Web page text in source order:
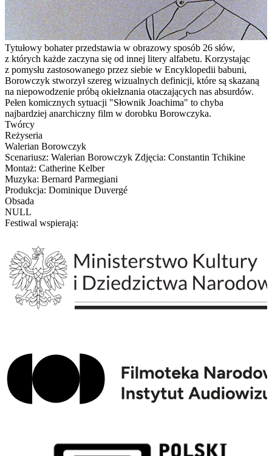
Tytułowy bohater przedstawia w obrazowy sposób 26 słów,
z których każde zaczyna się od innej litery alfabetu. Korzystając
z pomysłu zastosowanego przez siebie w Encyklopedii babuni,
Borowczyk stworzył szereg wizualnych definicji, które są skazaną
na niepowodzenie próbą okiełznania otaczających nas absurdów.
Pełen komicznych sytuacji "Słownik Joachima" to chyba
najbardziej anarchiczny film w dorobku Borowczyka.
Twórcy
Reżyseria
Walerian Borowczyk
Scenariusz: Walerian Borowczyk Zdjęcia: Constantin Tchikine
Montaż: Catherine Kelber
Muzyka: Bernard Parmegiani
Produkcja: Dominique Duvergé
Obsada
NULL
Festiwal wspierają: